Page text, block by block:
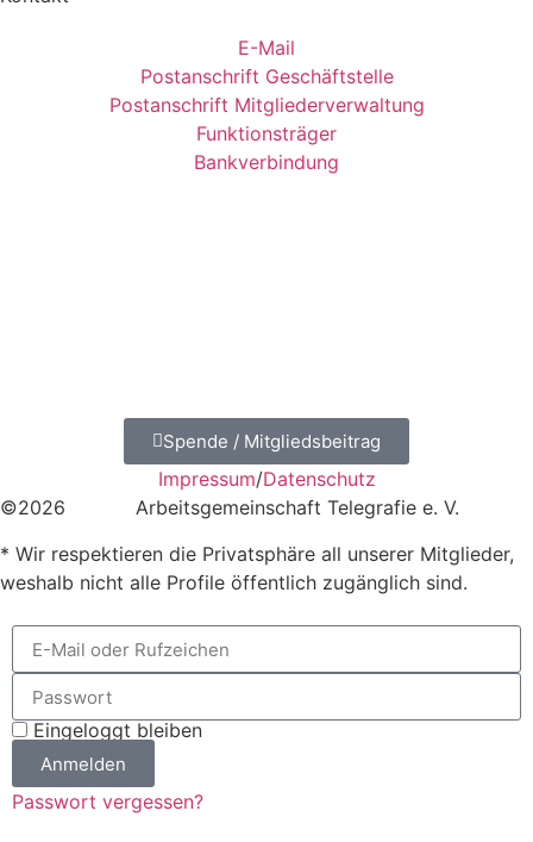
E-Mail
Postanschrift Geschäftstelle
Postanschrift Mitgliederverwaltung
Funktionsträger
Bankverbindung
Spende / Mitgliedsbeitrag
Impressum/Datenschutz
©2026
Arbeitsgemeinschaft Telegrafie e. V.
* Wir respektieren die Privatsphäre all unserer Mitglieder,
weshalb nicht alle Profile öffentlich zugänglich sind.
Eingeloggt bleiben
Anmelden
Passwort vergessen?